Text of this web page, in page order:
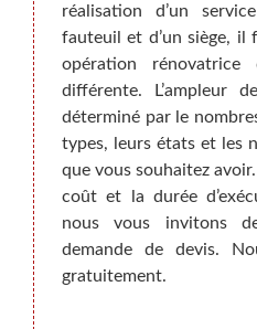
les
des
les
les
à
plus
réalisation d’un
fauteuil et d’un siège, il
opération
différente. L’ampleur
déterminé par le
types, leurs états et les
que vous souhaitez
coût et la durée
nous vous invitons
demande de devis.
gratuitement.